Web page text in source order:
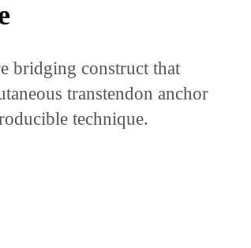
bridging construct that
transtendon anchor
technique.